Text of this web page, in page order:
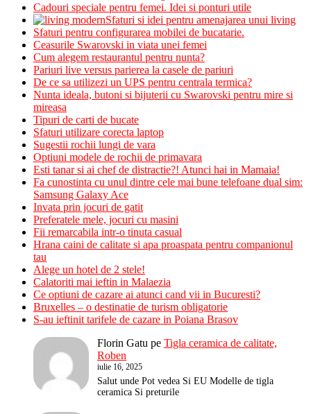
Cadouri speciale pentru femei. Idei si ponturi utile
Sfaturi si idei pentru amenajarea unui living
Sfaturi pentru configurarea mobilei de bucatarie.
Ceasurile Swarovski in viata unei femei
Cum alegem restaurantul pentru nunta?
Pariuri live versus parierea la casele de pariuri
De ce sa utilizezi un UPS pentru centrala termica?
Nunta ideala, butoni si bijuterii cu Swarovski pentru mire si
mireasa
Tipuri de carti de bucate
Sfaturi utilizare corecta laptop
Sugestii rochii lungi de vara
Optiuni modele de rochii de primavara
Esti tanar si ai chef de distractie?! Atunci hai in Mamaia!
Fa cunostinta cu unul dintre cele mai bune telefoane dual sim:
Samsung Galaxy Ace
Invata prin jocuri de gatit
Preferatele mele, jocuri cu masini
Fii remarcabila intr-o tinuta casual
Hrana caini de calitate si apa proaspata pentru companionul
tau
Alege un hotel de 2 stele!
Calatoriti mai ieftin in Malaezia
Ce optiuni de cazare ai atunci cand vii in Bucuresti?
Bruxelles – o destinatie de turism obligatorie
S-au ieftinit tarifele de cazare in Poiana Brasov
Florin Gatu pe Tigla ceramica de calitate,
Roben
iulie 16, 2025
Salut unde Pot vedea Si EU Modelle de tigla
ceramica Si preturile